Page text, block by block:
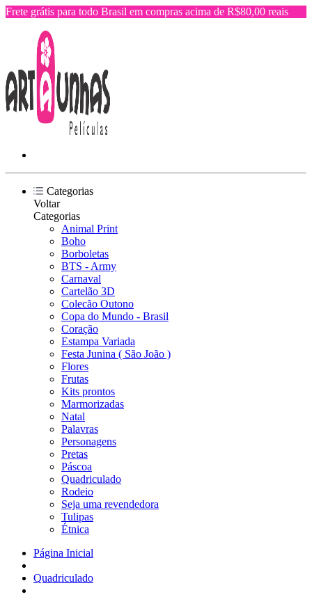
Frete grátis para todo Brasil em compras acima de R$80,00 reais
Categorias
Voltar
Categorias
Animal Print
Boho
Borboletas
BTS - Army
Carnaval
Cartelão 3D
Colecão Outono
Copa do Mundo - Brasil
Coração
Estampa Variada
Festa Junina ( São João )
Flores
Frutas
Kits prontos
Marmorizadas
Natal
Palavras
Personagens
Pretas
Páscoa
Quadriculado
Rodeio
Seja uma revendedora
Tulipas
Étnica
Página Inicial
Quadriculado